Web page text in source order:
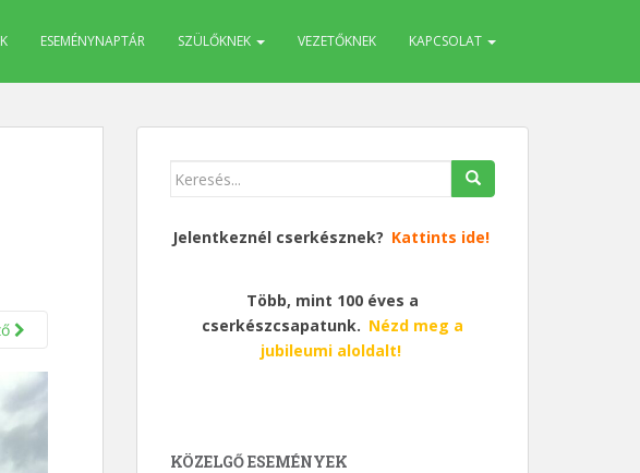
ESEMÉNYNAPTÁR SZÜLŐKNEK VEZETŐKNEK KAPCSOLAT
Keresés
Jelentkeznél cserkésznek? Kattints ide!
Több, mint 100 éves a
cserkészcsapatunk. Nézd meg a
jubileumi aloldalt!
KÖZELGŐ ESEMÉNYEK